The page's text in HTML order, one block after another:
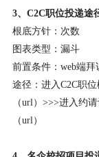
3、C2C职位投递途
根底方针：次数
图表类型：漏斗
前置条件：web端
途径：进入C2C职
（url）>>>进入约
（url）